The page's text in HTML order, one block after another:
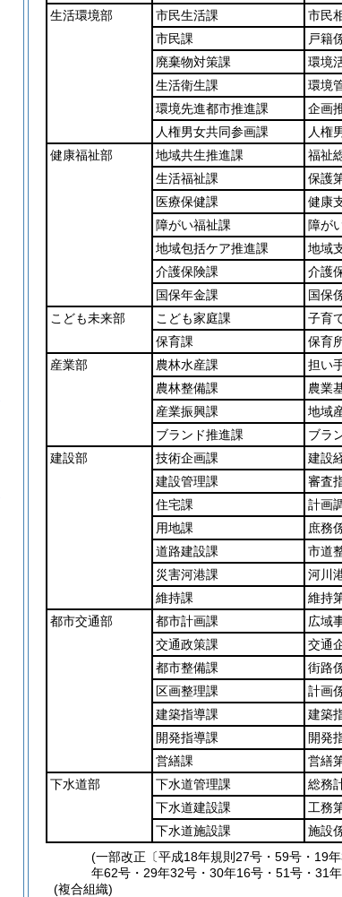
生活環境部
市民生活課
市民
市民課
戸籍
廃棄物対策課
環境
生活衛生課
環境
環境先進都市推進課
企画
人権男女共同参画課
人権
健康福祉部
地域共生推進課
福祉
生活福祉課
保護
医療保健課
健康
障がい福祉課
障が
地域包括ケア推進課
地域
介護保険課
介護
国保年金課
国保
こども未来部
こども家庭課
子育
保育課
保育
産業部
農林水産課
担い
農林整備課
農業
産業振興課
地域
ブランド推進課
ブラ
建設部
技術企画課
建設
建設管理課
審査
住宅課
計画
用地課
庶務
道路建設課
市道
災害河港課
河川
維持課
維持
都市交通部
都市計画課
広域
交通政策課
交通
都市整備課
街路
区画整理課
計画
建築指導課
建築
開発指導課
開発
営繕課
営繕
下水道部
下水道管理課
総務
下水道建設課
工務
下水道施設課
施設
(一部改正〔平成18年規則27号・59号・19
年62号・29年32号・30年16号・51号・31
(複合組織)